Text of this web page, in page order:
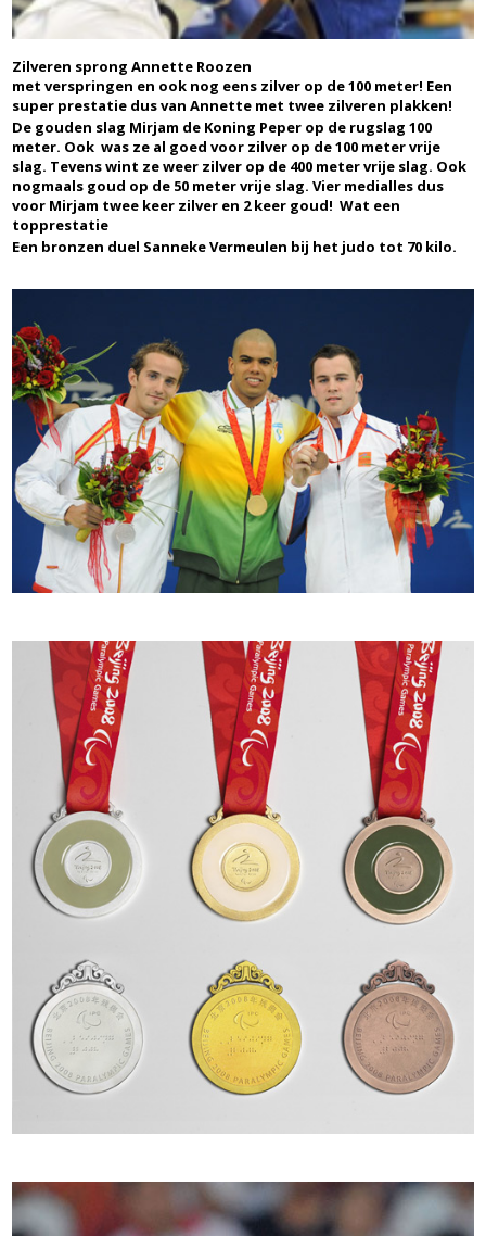
Zilveren sprong Annette Roozen
met verspringen en ook nog eens zilver op de 100 meter! Een
super prestatie dus van Annette met twee zilveren plakken!
De gouden slag Mirjam de Koning Peper op de rugslag 100
meter. Ook was ze al goed voor zilver op de 100 meter vrije
slag. Tevens wint ze weer zilver op de 400 meter vrije slag. Ook
nogmaals goud op de 50 meter vrije slag. Vier medialles dus
voor Mirjam twee keer zilver en 2 keer goud! Wat een
topprestatie
Een bronzen duel Sanneke Vermeulen bij het judo tot 70 kilo.